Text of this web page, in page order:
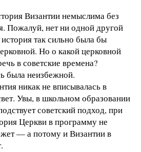
Византии немыслима без
Пожалуй, нет ни одной другой
так сильно была бы
Но о какой церковной
в советские времена?
была неизбежной.
никак не вписывалась в
Увы, в школьном образовании
советский подход, при
Церкви в программу не
— а потому и Византии в